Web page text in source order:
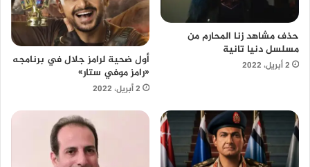
حذف مشاهد زنا المحارم من
مسلسل دنيا تانية
2 أبريل، 2022
أول ضحية لرامز جلال في برنامجه
«رامز موفي ستار»
2 أبريل، 2022